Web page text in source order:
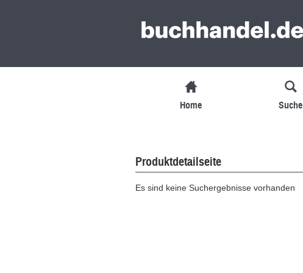
Home Suche
Produktdetailseite
Es sind keine Suchergebnisse vorhanden